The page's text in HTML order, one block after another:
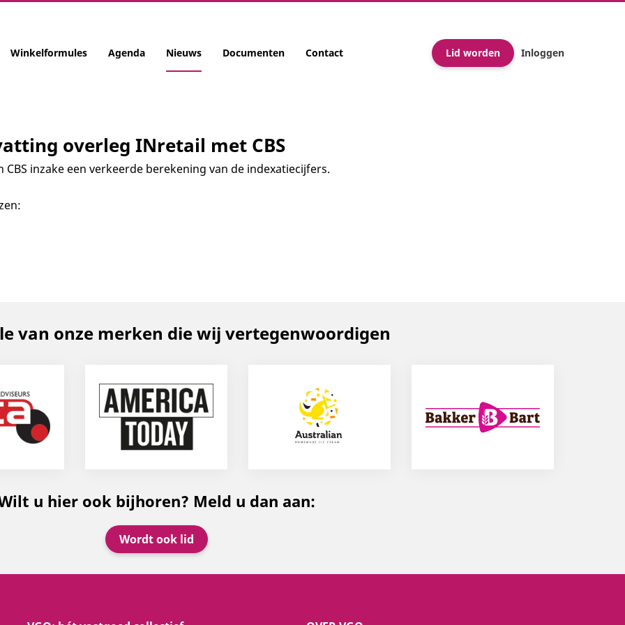
Winkelformules Agenda Nieuws Documenten Contact Inloggen
Lid worden
overleg INretail met CBS
inzake een verkeerde berekening van de indexatiecijfers.
van onze merken die wij vertegenwoordigen
u hier ook bijhoren? Meld u dan aan:
Wordt ook lid